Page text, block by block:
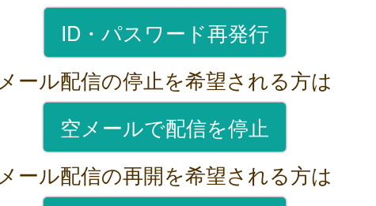
ID・パスワード再発行
メール配信の停止を希望される方は
空メールで配信を停止
メール配信の再開を希望される方は